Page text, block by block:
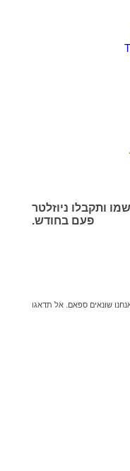
ותקבלו ניוזלטר
פעם בחודש.
שונאים ספאם. אל תדאגו